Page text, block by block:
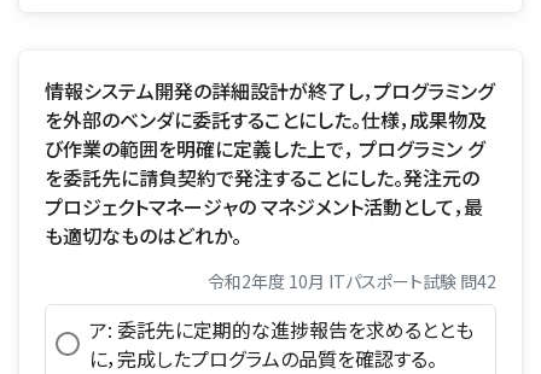
情報システム開発の詳細設計が終了し，プログラミング
を外部のベンダに委託することにした。仕様，成果物及
び作業の範囲を明確に定義した上で， プログラミン グ
を委託先に請負契約で発注することにした。発注元の
プロジェクトマネージャの マネジメント活動として，最
も適切なものはどれか。
令和2年度 10月 ITパスポート試験 問42
ア: 委託先に定期的な進捗報告を求めるととも
に，完成したプログラムの品質を確認する。